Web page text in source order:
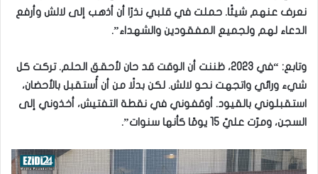
نعرف عنهم شيئًا. حملت في قلبي نذرًا أن أذهب إلى لالش وأرفع
الدعاء لهم ولجميع المفقودين والشهداء”.
وتابع: “في 2023، ظننت أن الوقت قد حان لأحقق الحلم. تركت كل
شيء ورائي واتجهت نحو لالش. لكن بدلًا من أن أُستقبل بالأحضان،
استقبلوني بالقيود. أوقفوني في نقطة التفتيش، أخذوني إلى
السجن، ومرّت عليّ 15 يومًا كأنها سنوات”.